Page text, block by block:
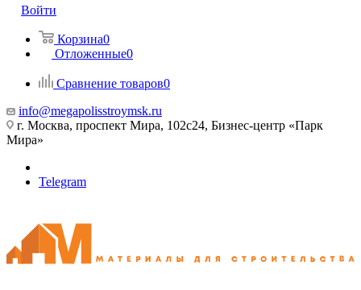
Войти
Корзина0
Отложенные0
Сравнение товаров0
info@megapolisstroymsk.ru
г. Москва, проспект Мира, 102с24, Бизнес-центр «Парк
Мира»
Telegram